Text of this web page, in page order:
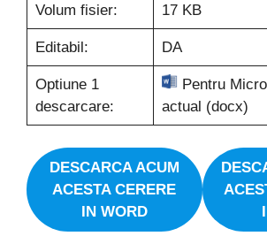
Volum fisier: 17 KB
Editabil: DA
Optiune 1
descarcare:
Pentru
actual (docx)
DESCARCA ACUM
ACESTACERERE
IN WORD